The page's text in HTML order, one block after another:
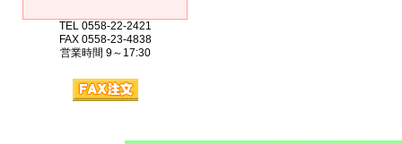
TEL 0558-22-2421
FAX 0558-23-4838
営業時間 9～17:30